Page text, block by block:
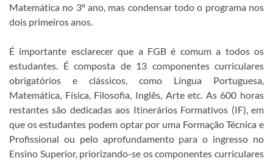
Matemática no 3º ano, mas condensar todo o programa nos
dois primeiros anos.
É importante esclarecer que a FGB é comum a todos os
estudantes. É composta de 13 componentes curriculares
obrigatórios e clássicos, como Língua Portuguesa,
Matemática, Física, Filosofia, Inglês, Arte etc. As 600 horas
restantes são dedicadas aos Itinerários Formativos (IF), em
que os estudantes podem optar por uma Formação Técnica e
Profissional ou pelo aprofundamento para o ingresso no
Ensino Superior, priorizando-se os componentes curriculares